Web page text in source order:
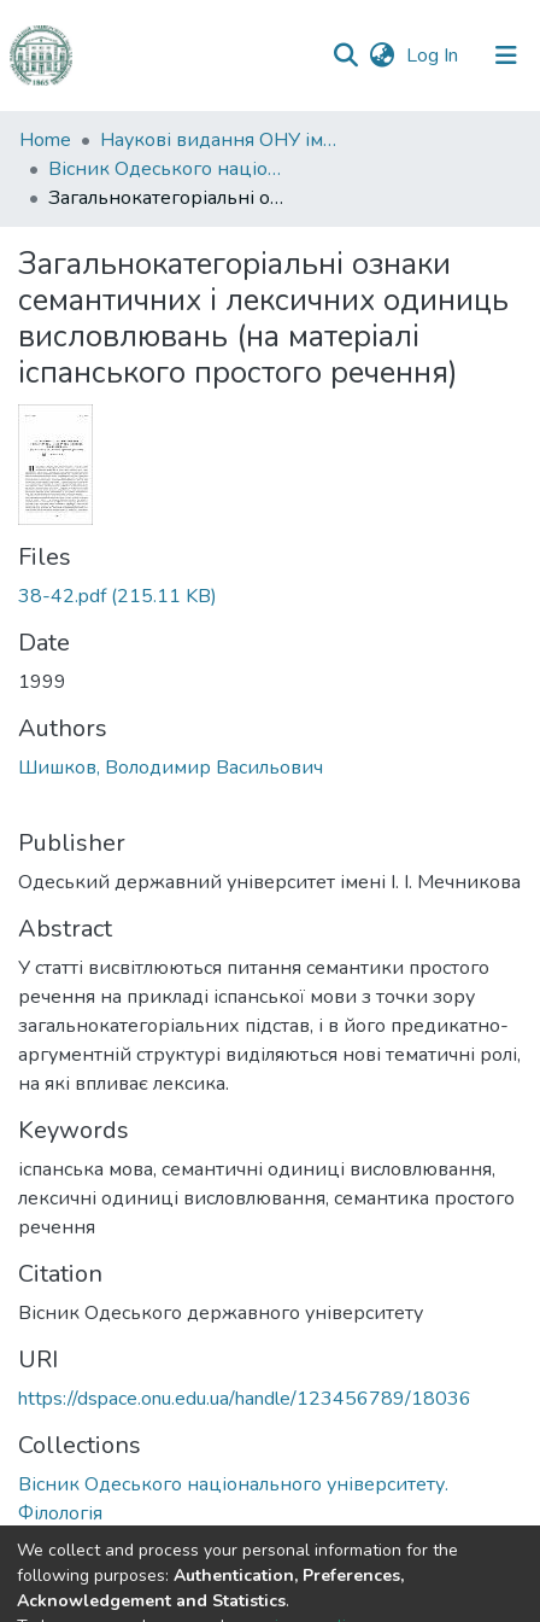
Log In (current)
Communities
&
Collections
Statistics
Home
Наукові видання ОНУ імені І. І. Мечникова
Вісник Одеського національного університету. Філологія
Загальнокатегоріальні ознаки семантичних і лексичних одиниць висловлювань (на матеріалі іспанського простого речення)
Загальнокатегоріальні ознаки
семантичних і лексичних одиниць
висловлювань (на матеріалі
іспанського простого речення)
Files
38-42.pdf(215.11 KB)
Date
1999
Authors
Шишков, Володимир Васильович
Publisher
Одеський державний університет імені І. І. Мечникова
Abstract
У статті висвітлюються питання семантики простого
речення на прикладі іспанської мови з точки зору
загальнокатегоріальних підстав, і в його предикатно-
аргументній структурі виділяються нові тематичні ролі,
на які впливає лексика.
Keywords
іспанська мова, семантичні одиниці висловлювання,
лексичні одиниці висловлювання, семантика простого
речення
Citation
Вісник Одеського державного університету
URI
https://dspace.onu.edu.ua/handle/123456789/18036
Collections
Вісник Одеського національного університету.
Філологія
Full item page
We collect and process your personal information for the
following purposes: Authentication, Preferences,
Acknowledgement and Statistics.